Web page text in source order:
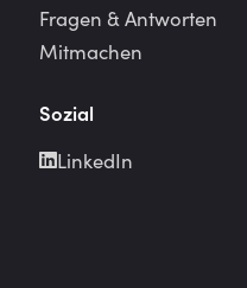
Fragen & Antworten
Mitmachen
Sozial
LinkedIn